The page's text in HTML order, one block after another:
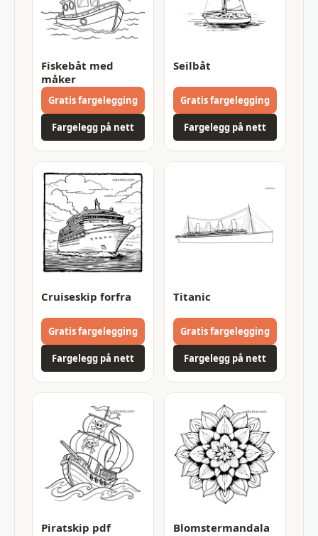
Fiskebåt med
måker
Gratis fargelegging
Fargelegg på nett
Seilbåt
Gratis fargelegging
Fargelegg på nett
Cruiseskip forfra
Gratis fargelegging
Fargelegg på nett
Titanic
Gratis fargelegging
Fargelegg på nett
Piratskip pdf Blomstermandala